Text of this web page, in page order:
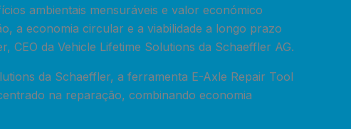
ambientais mensuráveis e valor económico
a economia circular e a viabilidade a longo prazo
CEO da Vehicle Lifetime Solutions da Schaeffler AG.
da Schaeffler, a ferramenta E-Axle Repair Tool
na reparação, combinando economia